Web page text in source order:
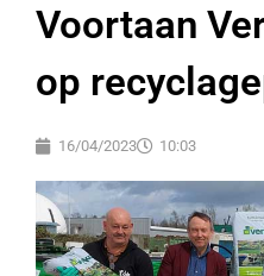
Voortaan
op
16/04/2023 10:03